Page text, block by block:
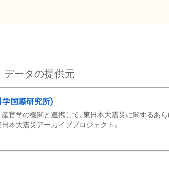
データの提供元
国際研究所)
官学の機関と連携して、東日本大震災に関するあら
本大震災アーカイブプロジェクト。